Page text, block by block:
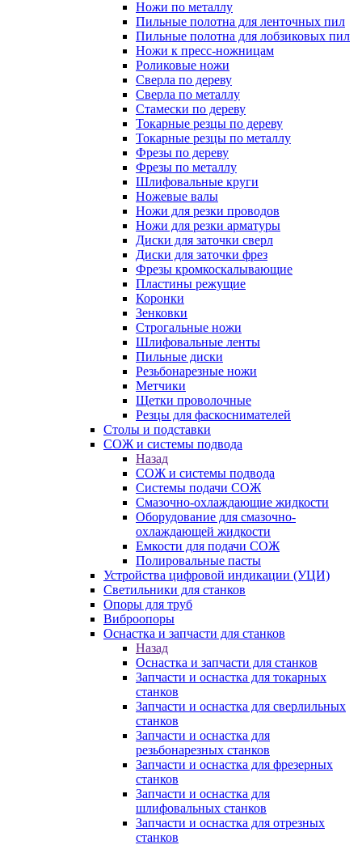
Ножи по металлу
Пильные полотна для ленточных пил
Пильные полотна для лобзиковых пил
Ножи к пресс-ножницам
Роликовые ножи
Сверла по дереву
Сверла по металлу
Стамески по дереву
Токарные резцы по дереву
Токарные резцы по металлу
Фрезы по дереву
Фрезы по металлу
Шлифовальные круги
Ножевые валы
Ножи для резки проводов
Ножи для резки арматуры
Диски для заточки сверл
Диски для заточки фрез
Фрезы кромкоскалывающие
Пластины режущие
Коронки
Зенковки
Строгальные ножи
Шлифовальные ленты
Пильные диски
Резьбонарезные ножи
Метчики
Щетки проволочные
Резцы для фаскоснимателей
Столы и подставки
СОЖ и системы подвода
Назад
СОЖ и системы подвода
Системы подачи СОЖ
Смазочно-охлаждающие жидкости
Оборудование для смазочно-
охлаждающей жидкости
Емкости для подачи СОЖ
Полировальные пасты
Устройства цифровой индикации (УЦИ)
Светильники для станков
Опоры для труб
Виброопоры
Оснастка и запчасти для станков
Назад
Оснастка и запчасти для станков
Запчасти и оснастка для токарных
станков
Запчасти и оснастка для сверлильных
станков
Запчасти и оснастка для
резьбонарезных станков
Запчасти и оснастка для фрезерных
станков
Запчасти и оснастка для
шлифовальных станков
Запчасти и оснастка для отрезных
станков